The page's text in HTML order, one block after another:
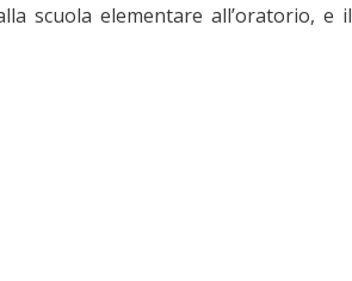
scuola elementare all’oratorio, e